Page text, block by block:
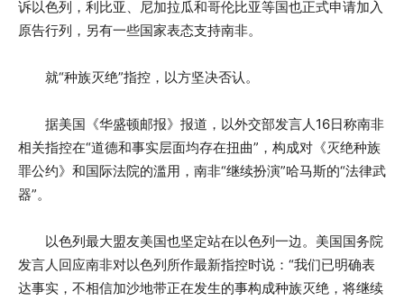
诉以色列，利比亚、尼加拉瓜和哥伦比亚等国也正式申请加入
原告行列，另有一些国家表态支持南非。
就“种族灭绝”指控，以方坚决否认。
据美国《华盛顿邮报》报道，以外交部发言人16日称南非
相关指控在“道德和事实层面均存在扭曲”，构成对《灭绝种族
罪公约》和国际法院的滥用，南非“继续扮演”哈马斯的“法律武
器”。
以色列最大盟友美国也坚定站在以色列一边。美国国务院
发言人回应南非对以色列所作最新指控时说：“我们已明确表
达事实，不相信加沙地带正在发生的事构成种族灭绝，将继续